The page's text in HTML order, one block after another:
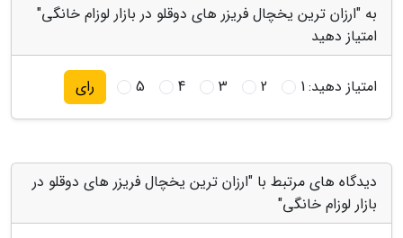
به "ارزان ترین یخچال فریزر های دوقلو در بازار لوزام خانگی"
امتیاز دهید
امتیاز دهید:1
2
3
4
5 رای
دیدگاه های مرتبط با "ارزان ترین یخچال فریزر های دوقلو در
بازار لوزام خانگی"